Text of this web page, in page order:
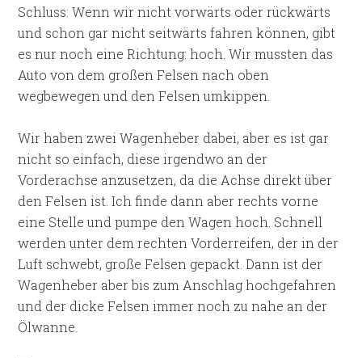
Schluss: Wenn wir nicht vorwärts oder rückwärts
und schon gar nicht seitwärts fahren können, gibt
es nur noch eine Richtung: hoch. Wir mussten das
Auto von dem großen Felsen nach oben
wegbewegen und den Felsen umkippen.
Wir haben zwei Wagenheber dabei, aber es ist gar
nicht so einfach, diese irgendwo an der
Vorderachse anzusetzen, da die Achse direkt über
den Felsen ist. Ich finde dann aber rechts vorne
eine Stelle und pumpe den Wagen hoch. Schnell
werden unter dem rechten Vorderreifen, der in der
Luft schwebt, große Felsen gepackt. Dann ist der
Wagenheber aber bis zum Anschlag hochgefahren
und der dicke Felsen immer noch zu nahe an der
Ölwanne.